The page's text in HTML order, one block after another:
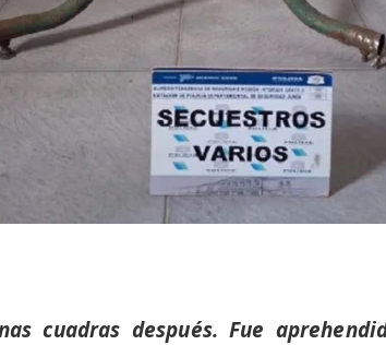
cuadras después. Fue